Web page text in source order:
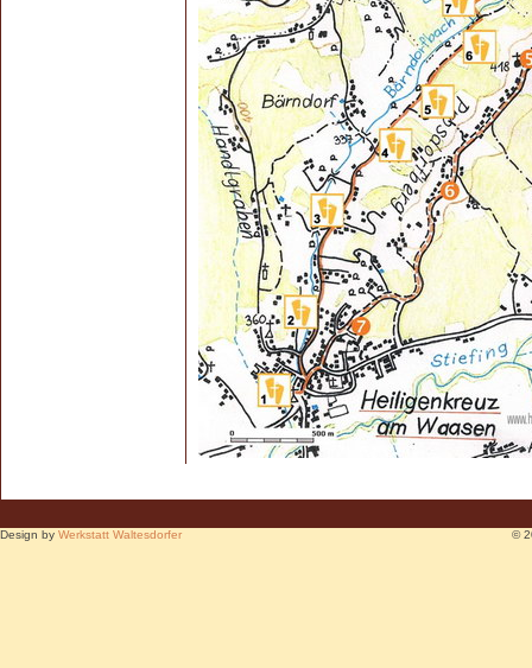
Design by Werkstatt Waltesdorfer ©